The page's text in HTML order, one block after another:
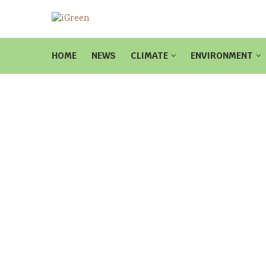
HOME NEWS CLIMATE ENVIRONMENT